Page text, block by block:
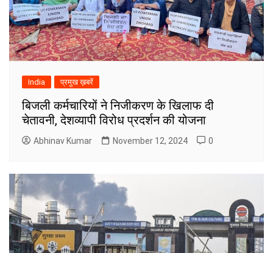
India प्रमुख ख़बरें
बिजली कर्मचारियों ने निजीकरण के खिलाफ दी
चेतावनी, देशव्यापी विरोध प्रदर्शन की योजना
Abhinav Kumar November 12, 2024 0